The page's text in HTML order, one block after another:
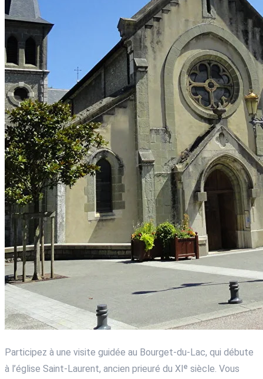
Participez à une visite guidée au Bourget-du-Lac, qui débute
à l’église Saint-Laurent, ancien prieuré du XIᵉ siècle. Vous